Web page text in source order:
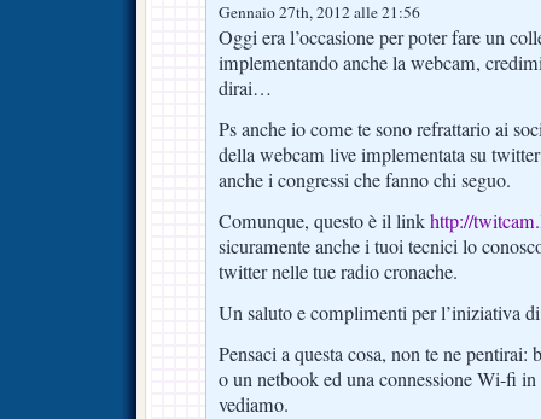
Gennaio 27th, 2012 alle 21:56
Oggi era l’occasione per poter fare un
implementando anche la webcam,
dirai…
Ps anche io come te sono refrattario ai
della webcam live implementata su
anche i congressi che fanno chi seguo.
Comunque, questo è il linkhttp://
sicuramente anche i tuoi tecnici lo
twitter nelle tue radio cronache.
Un saluto e complimenti per l’iniziativa
Pensaci a questa cosa, non te ne pentirai:
o un netbook ed una connessione Wi-fi
vediamo.